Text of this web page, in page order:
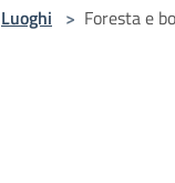
Luoghi > Foresta e